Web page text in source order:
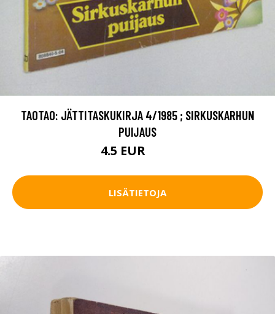
TAOTAO: JÄTTITASKUKIRJA 4/1985 ; SIRKUSKARHUN
PUIJAUS
4.5 EUR
LISÄTIETOJA